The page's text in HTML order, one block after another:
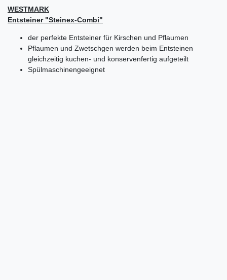
WESTMARK
Entsteiner "Steinex-Combi"
der perfekte Entsteiner für Kirschen und Pflaumen
Pflaumen und Zwetschgen werden beim Entsteinen
gleichzeitig kuchen- und konservenfertig aufgeteilt
Spülmaschinengeeignet